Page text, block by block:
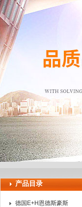
上海申思特自动化设备有限公司
产品目录
德国E+H恩德斯豪斯